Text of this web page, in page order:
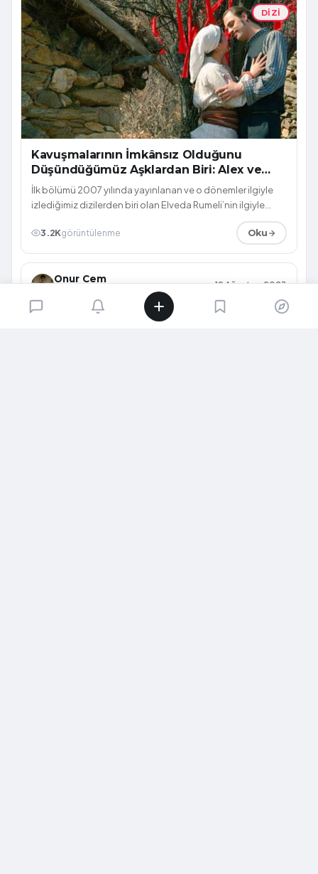
DIZI
Kavuşmalarının İmkânsız Olduğunu
Düşündüğümüz Aşklardan Biri: Alex ve
Zarife
İlk bölümü 2007 yılında yayınlanan ve o dönemler ilgiyle
izlediğimiz dizilerden biri olan Elveda Rumeli’nin ilgiyle
3.2Kgörüntülenme Oku
Onur Cem
19 Ağustos 2023